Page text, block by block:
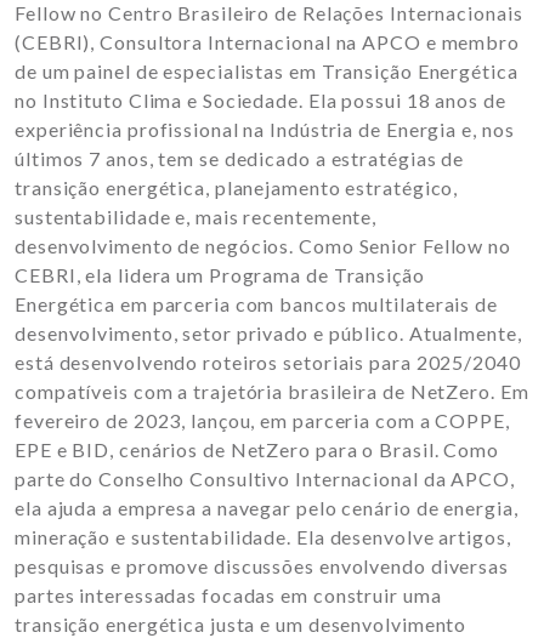
Fellow no Centro Brasileiro de Relações Internacionais
(CEBRI), Consultora Internacional na APCO e membro
de um painel de especialistas em Transição Energética
no Instituto Clima e Sociedade. Ela possui 18 anos de
experiência profissional na Indústria de Energia e, nos
últimos 7 anos, tem se dedicado a estratégias de
transição energética, planejamento estratégico,
sustentabilidade e, mais recentemente,
desenvolvimento de negócios. Como Senior Fellow no
CEBRI, ela lidera um Programa de Transição
Energética em parceria com bancos multilaterais de
desenvolvimento, setor privado e público. Atualmente,
está desenvolvendo roteiros setoriais para 2025/2040
compatíveis com a trajetória brasileira de NetZero. Em
fevereiro de 2023, lançou, em parceria com a COPPE,
EPE e BID, cenários de NetZero para o Brasil. Como
parte do Conselho Consultivo Internacional da APCO,
ela ajuda a empresa a navegar pelo cenário de energia,
mineração e sustentabilidade. Ela desenvolve artigos,
pesquisas e promove discussões envolvendo diversas
partes interessadas focadas em construir uma
transição energética justa e um desenvolvimento